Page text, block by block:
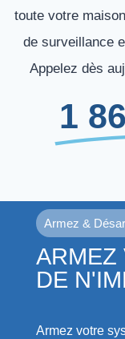
toute votre
de surveillance
Appelez dès
1
Armez &
ARMEZ
DE
Armez votre